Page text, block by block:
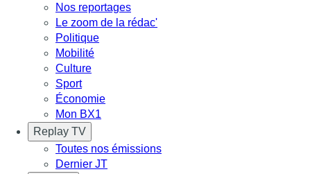
Nos reportages
Le zoom de la rédac'
Politique
Mobilité
Culture
Sport
Économie
Mon BX1
Replay TV
Toutes nos émissions
Dernier JT